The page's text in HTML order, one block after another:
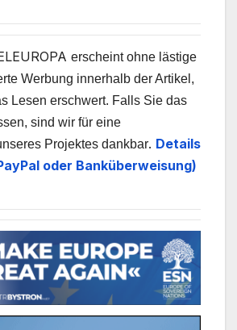
erscheint ohne lästige
Werbung innerhalb der Artikel,
Lesen erschwert. Falls Sie das
sind wir für eine
Projektes dankbar. Details
oder Banküberweisung)